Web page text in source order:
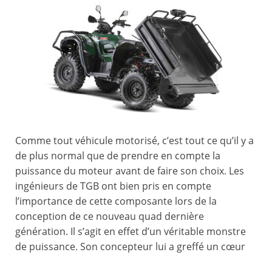
Comme tout véhicule motorisé, c’est tout ce qu’il y a
de plus normal que de prendre en compte la
puissance du moteur avant de faire son choix. Les
ingénieurs de TGB ont bien pris en compte
l’importance de cette composante lors de la
conception de ce nouveau quad dernière
génération. Il s’agit en effet d’un véritable monstre
de puissance. Son concepteur lui a greffé un cœur